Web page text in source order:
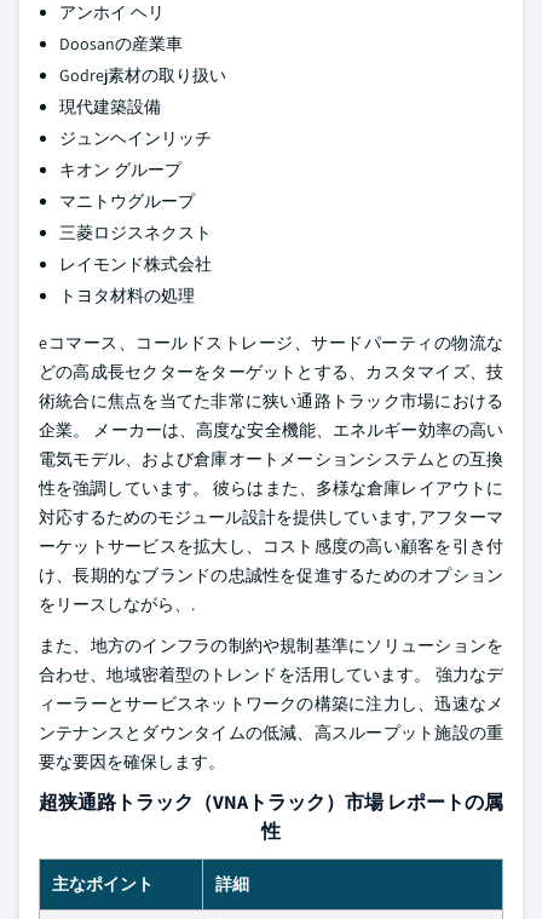
アンホイ ヘリ
Doosanの産業車
Godrej素材の取り扱い
現代建築設備
ジュンヘインリッチ
キオン グループ
マニトウグループ
三菱ロジスネクスト
レイモンド株式会社
トヨタ材料の処理
eコマース、コールドストレージ、サードパーティの物流な
どの高成長セクターをターゲットとする、カスタマイズ、技
術統合に焦点を当てた非常に狭い通路トラック市場における
企業。 メーカーは、高度な安全機能、エネルギー効率の高い
電気モデル、および倉庫オートメーションシステムとの互換
性を強調しています。 彼らはまた、多様な倉庫レイアウトに
対応するためのモジュール設計を提供しています, アフターマ
ーケットサービスを拡大し、コスト感度の高い顧客を引き付
け、長期的なブランドの忠誠性を促進するためのオプション
をリースしながら、.
また、地方のインフラの制約や規制基準にソリューションを
合わせ、地域密着型のトレンドを活用しています。 強力なデ
ィーラーとサービスネットワークの構築に注力し、迅速なメ
ンテナンスとダウンタイムの低減、高スループット施設の重
要な要因を確保します。
超狭通路トラック（VNAトラック）市場 レポートの属
性
主なポイント 詳細